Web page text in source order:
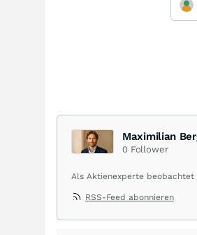
Maximilian
0 Follower
Als Aktienexperte beobachtet
RSS-Feed abonnieren